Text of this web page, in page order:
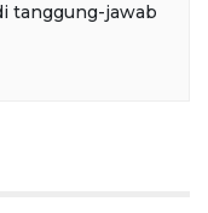
tanggung-jawab